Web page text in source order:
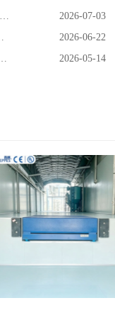
2026-07-03
2026-06-22
2026-05-14